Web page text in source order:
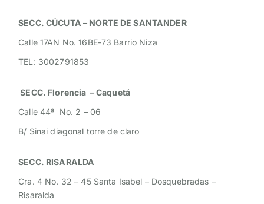
SECC. CÚCUTA – NORTE DE SANTANDER
Calle 17AN No. 16BE-73 Barrio Niza
TEL: 3002791853
SECC. Florencia – Caquetá
Calle 44ª No. 2 – 06
B/ Sinai diagonal torre de claro
SECC. RISARALDA
Cra. 4 No. 32 – 45 Santa Isabel – Dosquebradas –
Risaralda